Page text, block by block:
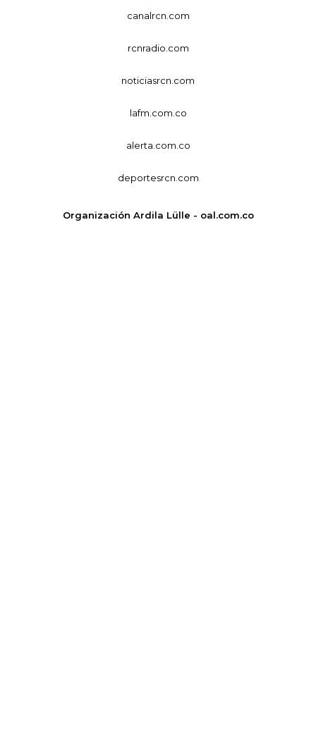
canalrcn.com
rcnradio.com
noticiasrcn.com
lafm.com.co
alerta.com.co
deportesrcn.com
Organización Ardila Lülle - oal.com.co